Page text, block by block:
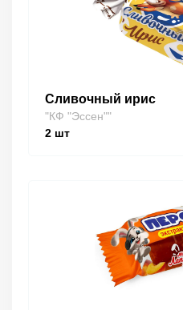
Сливочный ирис
"КФ "Эссен""
2 шт